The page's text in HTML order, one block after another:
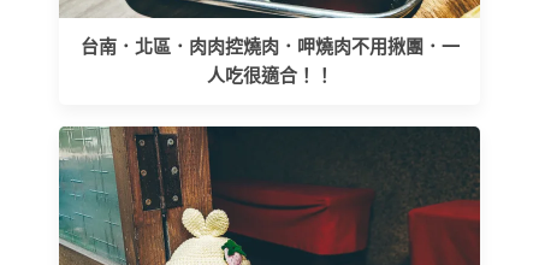
台南．北區．肉肉控燒肉．呷燒肉不用揪團．一
人吃很適合！！